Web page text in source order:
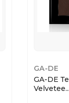
GA-DE
GA-DE
Velvetee...